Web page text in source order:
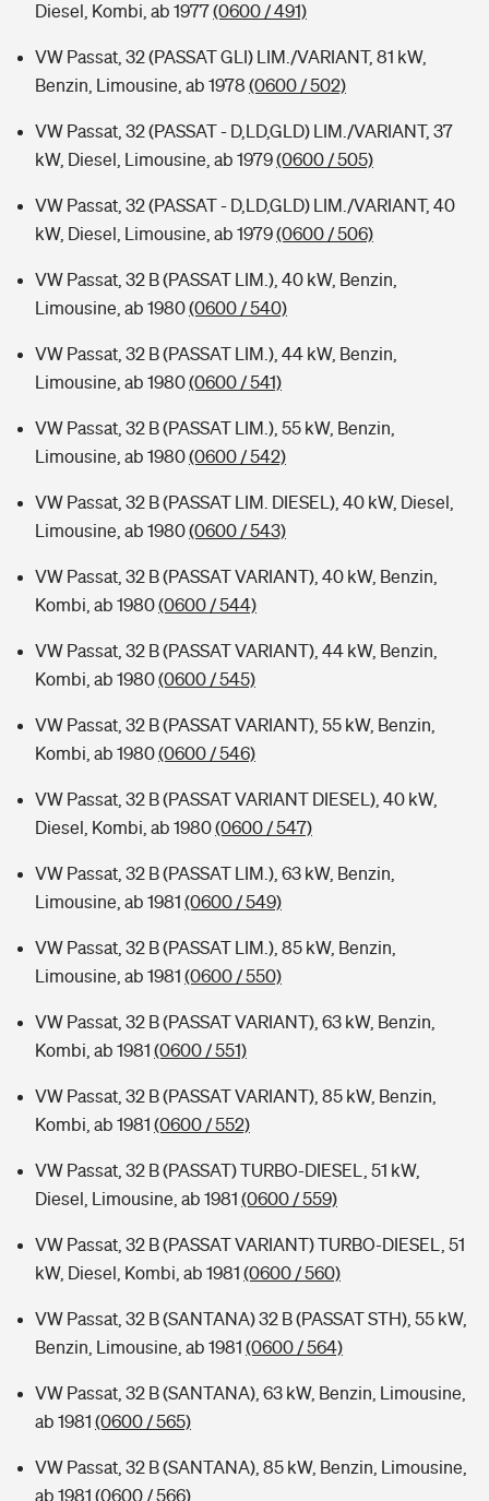
Diesel, Kombi, ab 1977(0600 / 491)
VW Passat, 32 (PASSAT GLI) LIM./VARIANT, 81 kW,
Benzin, Limousine, ab 1978 (0600 / 502)
VW Passat, 32 (PASSAT - D,LD,GLD) LIM./VARIANT, 37
kW, Diesel, Limousine, ab 1979(0600 / 505)
VW Passat, 32 (PASSAT - D,LD,GLD) LIM./VARIANT, 40
kW, Diesel, Limousine, ab 1979(0600 / 506)
VW Passat, 32 B (PASSAT LIM.), 40 kW, Benzin,
Limousine, ab 1980(0600 / 540)
VW Passat, 32 B (PASSAT LIM.), 44 kW, Benzin,
Limousine, ab 1980(0600 / 541)
VW Passat, 32 B (PASSAT LIM.), 55 kW, Benzin,
Limousine, ab 1980(0600 / 542)
VW Passat, 32 B (PASSAT LIM. DIESEL), 40 kW, Diesel,
Limousine, ab 1980(0600 / 543)
VW Passat, 32 B (PASSAT VARIANT), 40 kW, Benzin,
Kombi, ab 1980(0600 / 544)
VW Passat, 32 B (PASSAT VARIANT), 44 kW, Benzin,
Kombi, ab 1980(0600 / 545)
VW Passat, 32 B (PASSAT VARIANT), 55 kW, Benzin,
Kombi, ab 1980(0600 / 546)
VW Passat, 32 B (PASSAT VARIANT DIESEL), 40 kW,
Diesel, Kombi, ab 1980(0600 / 547)
VW Passat, 32 B (PASSAT LIM.), 63 kW, Benzin,
Limousine, ab 1981 (0600 / 549)
VW Passat, 32 B (PASSAT LIM.), 85 kW, Benzin,
Limousine, ab 1981 (0600 / 550)
VW Passat, 32 B (PASSAT VARIANT), 63 kW, Benzin,
Kombi, ab 1981 (0600 / 551)
VW Passat, 32 B (PASSAT VARIANT), 85 kW, Benzin,
Kombi, ab 1981 (0600 / 552)
VW Passat, 32 B (PASSAT) TURBO-DIESEL, 51 kW,
Diesel, Limousine, ab 1981 (0600 / 559)
VW Passat, 32 B (PASSAT VARIANT) TURBO-DIESEL, 51
kW, Diesel, Kombi, ab 1981 (0600 / 560)
VW Passat, 32 B (SANTANA) 32 B (PASSAT STH), 55 kW,
Benzin, Limousine, ab 1981 (0600 / 564)
VW Passat, 32 B (SANTANA), 63 kW, Benzin, Limousine,
ab 1981 (0600 / 565)
VW Passat, 32 B (SANTANA), 85 kW, Benzin, Limousine,
ab 1981 (0600 / 566)